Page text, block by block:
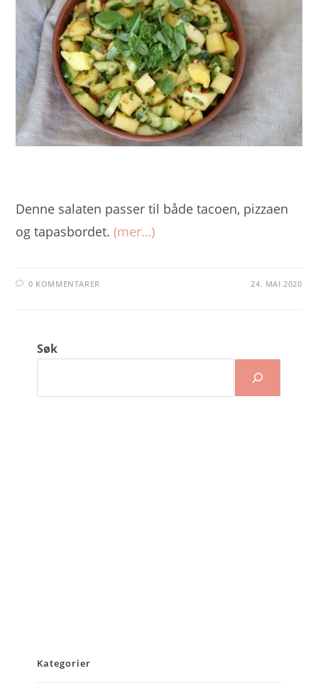
Denne salaten passer til både tacoen, pizzaen
og tapasbordet.(mer…)
0 KOMMENTARER 24. MAI 2020
Søk
Kategorier